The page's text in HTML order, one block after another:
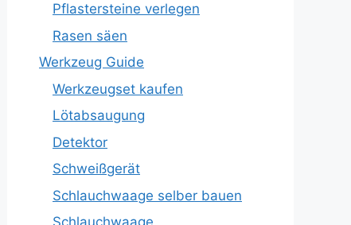
Pflastersteine verlegen
Rasen säen
Werkzeug Guide
Werkzeugset kaufen
Lötabsaugung
Detektor
Schweißgerät
Schlauchwaage selber bauen
Schlauchwaage